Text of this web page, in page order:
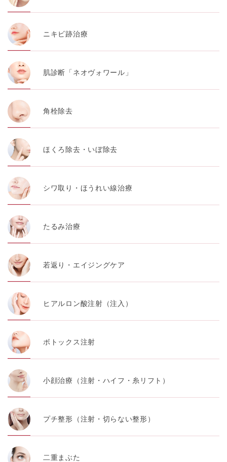
ニキビ跡治療
肌診断「ネオヴォワール」
角栓除去
ほくろ除去・いぼ除去
シワ取り・ほうれい線治療
たるみ治療
若返り・エイジングケア
ヒアルロン酸注射（注入）
ボトックス注射
小顔治療（注射・ハイフ・糸リフト）
プチ整形（注射・切らない整形）
二重まぶた